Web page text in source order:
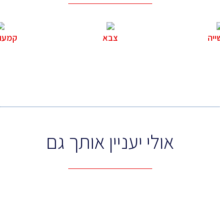
צבא
אולי יעניין אותך גם